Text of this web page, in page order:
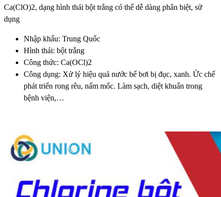
Ca(ClO)2, dạng hình thái bột trắng có thể dễ dàng phân biệt, sử
dụng
Nhập khẩu: Trung Quốc
Hình thái: bột trắng
Công thức: Ca(OCl)2
Công dụng: Xử lý hiệu quả nước bể bơi bị đục, xanh. Ức chế
phát triển rong rêu, nấm mốc. Làm sạch, diệt khuẩn trong
bệnh viện,…